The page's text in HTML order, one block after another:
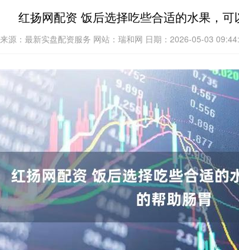
红扬网配资 饭后选择吃些合适的水果，可
来源：最新实盘配资服务 网站：瑞和网 日期：2026-05-03